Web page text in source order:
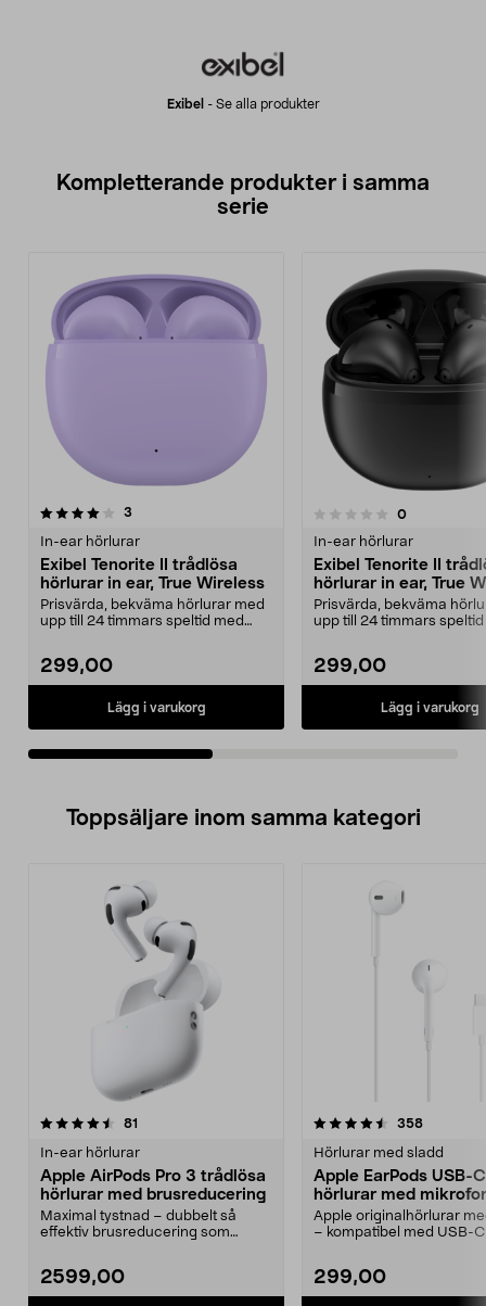
Exibel - Se alla produkter
Kompletterande produkter i samma
serie
3
In-ear hörlurar
Exibel Tenorite II trådlösa
hörlurar in ear, True Wireless
Prisvärda, bekväma hörlurar med
upp till 24 timmars speltid med
299,00
Lägg i varukorg
0.0 av 5 stjärnor 0recensioner
In-ear hörlurar
Exibel Tenorite II
hörlurar in ear, True
Prisvärda, bekväma
upp till 24 timmars
299,00
Lägg i varukorg
0.0 av 5 stjärnor
Toppsäljare inom samma kategori
81
In-ear hörlurar
Apple AirPods Pro 3 trådlösa
hörlurar med brusreducering
Maximal tystnad – dubbelt så
effektiv brusreducering som
2599,00
4.5 av 5 stjärnor 358
Hörlurar med sladd
Apple EarPods USB-
hörlurar med
Apple originalhörlurar
– kompatibel med USB-
299,00
4.5 av 5 stjärnor